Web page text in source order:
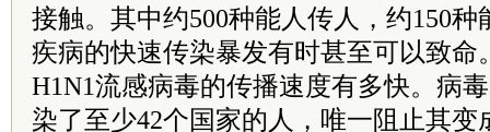
接触。其中约500种能人传人，约150
疾病的快速传染暴发有时甚至可以致命
H1N1流感病毒的传播速度有多快。病
染了至少42个国家的人，唯一阻止其变